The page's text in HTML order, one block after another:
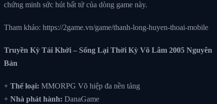
chứng minh sức hút bất tử của dòng game này.
Tham khảo: https://2game.vn/game/thanh-long-huyen-thoai-mobile
Truyền Kỳ Tái Khởi – Sống Lại Thời Kỳ Võ Lâm 2005 Nguyên
Bản
+ Thể loại: MMORPG Võ hiệp đa nền tảng
+ Nhà phát hành: DanaGame